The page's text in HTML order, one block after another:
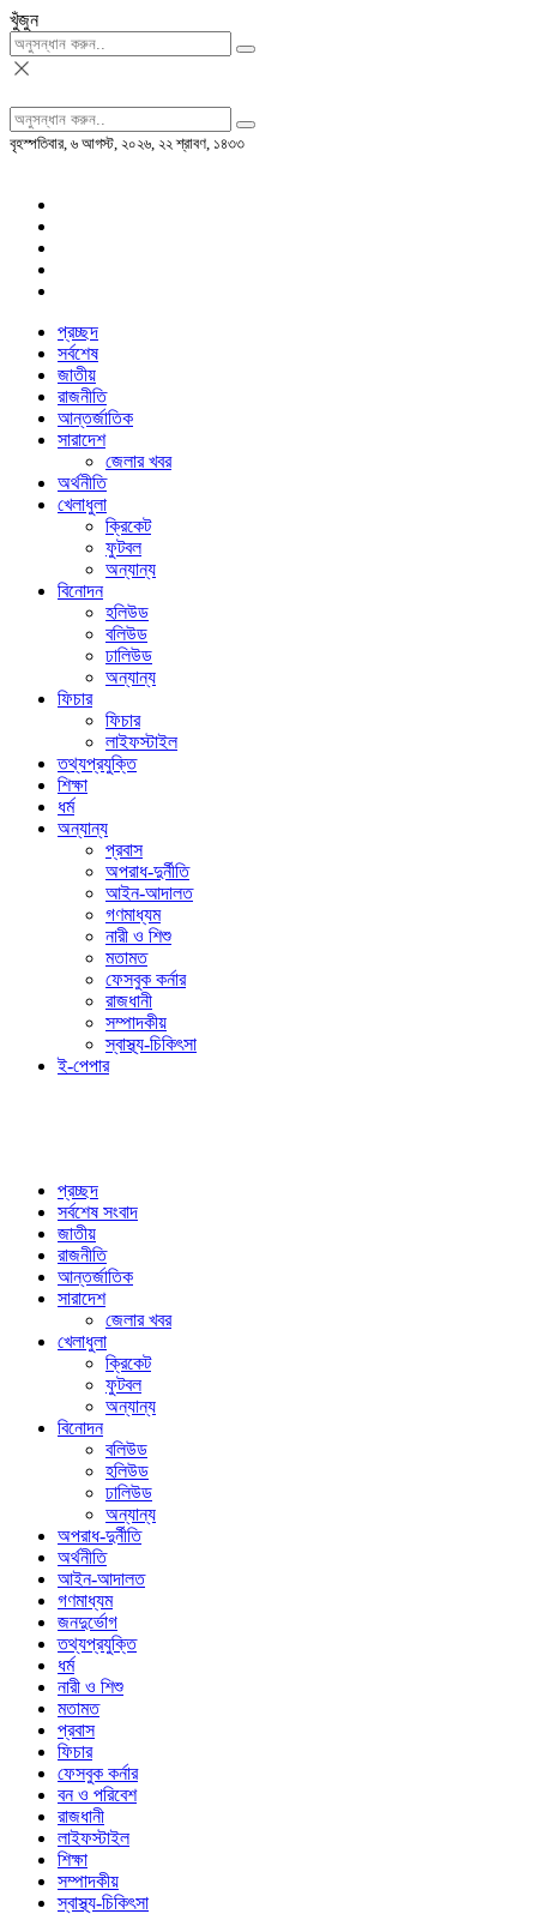
খুঁজুন
বৃহস্পতিবার, ৬ আগস্ট, ২০২৬, ২২ শ্রাবণ, ১৪৩৩
প্রচ্ছদ
সর্বশেষ
জাতীয়
রাজনীতি
আন্তর্জাতিক
সারাদেশ
জেলার খবর
অর্থনীতি
খেলাধুলা
ক্রিকেট
ফুটবল
অন্যান্য
বিনোদন
হলিউড
বলিউড
ঢালিউড
অন্যান্য
ফিচার
ফিচার
লাইফস্টাইল
তথ্যপ্রযুক্তি
শিক্ষা
ধর্ম
অন্যান্য
প্রবাস
অপরাধ-দুর্নীতি
আইন-আদালত
গণমাধ্যম
নারী ও শিশু
মতামত
ফেসবুক কর্নার
রাজধানী
সম্পাদকীয়
স্বাস্থ্য-চিকিৎসা
ই-পেপার
প্রচ্ছদ
সর্বশেষ সংবাদ
জাতীয়
রাজনীতি
আন্তর্জাতিক
সারাদেশ
জেলার খবর
খেলাধুলা
ক্রিকেট
ফুটবল
অন্যান্য
বিনোদন
বলিউড
হলিউড
ঢালিউড
অন্যান্য
অপরাধ-দুর্নীতি
অর্থনীতি
আইন-আদালত
গণমাধ্যম
জনদুর্ভোগ
তথ্যপ্রযুক্তি
ধর্ম
নারী ও শিশু
মতামত
প্রবাস
ফিচার
ফেসবুক কর্নার
বন ও পরিবেশ
রাজধানী
লাইফস্টাইল
শিক্ষা
সম্পাদকীয়
স্বাস্থ্য-চিকিৎসা